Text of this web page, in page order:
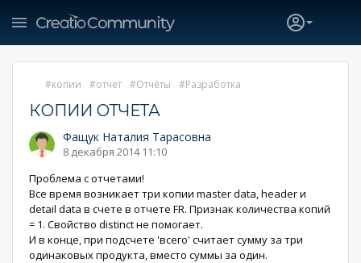
копии отчет Отчёты Разработка
КОПИИ ОТЧЕТА
Фащук Наталия Тарасовна
8 декабря 2014 11:10
Проблема с отчетами!
Все время возникает три копии master data, header и
detail data в счете в отчете FR. Признак количества копий
= 1. Свойство distinct не помогает.
И в конце, при подсчете 'всего' считает сумму за три
одинаковых продукта, вместо суммы за один.